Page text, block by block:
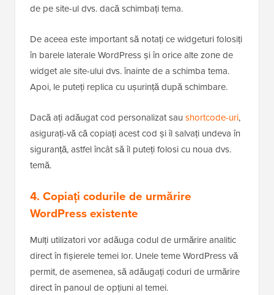
de pe site-ul dvs. dacă schimbați tema.
De aceea este important să notați ce widgeturi folosiți
în barele laterale WordPress și în orice alte zone de
widget ale site-ului dvs. înainte de a schimba tema.
Apoi, le puteți replica cu ușurință după schimbare.
Dacă ați adăugat cod personalizat sau shortcode-uri,
asigurați-vă că copiați acest cod și îl salvați undeva în
siguranță, astfel încât să îl puteți folosi cu noua dvs.
temă.
4. Copiați codurile de urmărire
WordPress existente
Mulți utilizatori vor adăuga codul de urmărire analitic
direct în fișierele temei lor. Unele teme WordPress vă
permit, de asemenea, să adăugați coduri de urmărire
direct în panoul de opțiuni al temei.